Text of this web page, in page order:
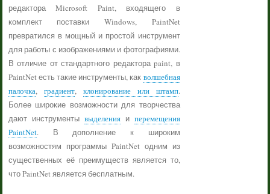
редактора Microsoft Paint, входящего в
комплект поставки Windows, PaintNet
превратился в мощный и простой инструмент
для работы с изображениями и фотографиями.
В отличие от стандартного редактора paint, в
PaintNet есть такие инструменты, как волшебная
палочка, градиент, клонирование или штамп.
Более широкие возможности для творчества
дают инструменты выделенияи перемещения
PaintNet. В дополнение к широким
возможностям программы PaintNet одним из
существенных её преимуществ является то,
что PaintNet является бесплатным.